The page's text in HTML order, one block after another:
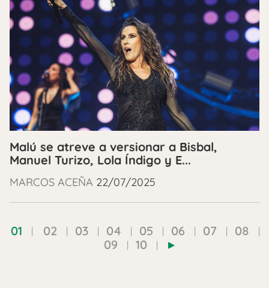
Malú se atreve a versionar a Bisbal,
Manuel Turizo, Lola Índigo y E...
MARCOS ACEÑA 22/07/2025
01 02 03 04 05 06 07
08
09
10